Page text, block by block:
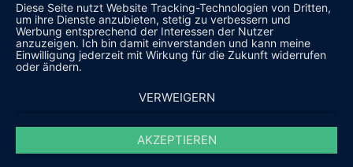
Diese Seite nutzt Website Tracking-Technologien von Dritten,
um ihre Dienste anzubieten, stetig zu verbessern und
Werbung entsprechend der Interessen der Nutzer
anzuzeigen. Ich bin damit einverstanden und kann meine
Einwilligung jederzeit mit Wirkung für die Zukunft widerrufen
oder ändern.
VERWEIGERN
AKZEPTIEREN